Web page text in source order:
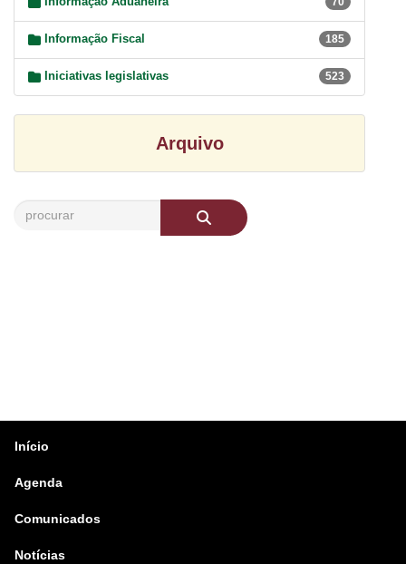
Informação Fiscal 185
Iniciativas legislativas 523
Arquivo
Início
Agenda
Comunicados
Notícias